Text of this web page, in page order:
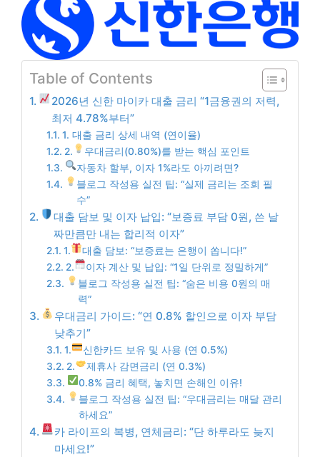
Table of Contents
2026년 신한 마이카 대출 금리 “1금융권의 저력,
최저 4.78%부터”
1. 대출 금리 상세 내역 (연이율)
2.
우대금리(0.80%)를 받는 핵심 포인트
자동차 할부, 이자 1%라도 아끼려면?
블로그 작성용 실전 팁: “실제 금리는 조회 필
수”
대출 담보 및 이자 납입: “보증료 부담 0원, 쓴 날
짜만큼만 내는 합리적 이자”
1.
대출 담보: “보증료는 은행이 쏩니다!”
2.
이자 계산 및 납입: “1일 단위로 정밀하게”
블로그 작성용 실전 팁: “숨은 비용 0원의 매
력”
우대금리 가이드: “연 0.8% 할인으로 이자 부담
낮추기”
1.
신한카드 보유 및 사용 (연 0.5%)
2.
제휴사 감면금리 (연 0.3%)
0.8% 금리 혜택, 놓치면 손해인 이유!
블로그 작성용 실전 팁: “우대금리는 매달 관리
하세요”
카 라이프의 복병, 연체금리: “단 하루라도 늦지
마세요!”